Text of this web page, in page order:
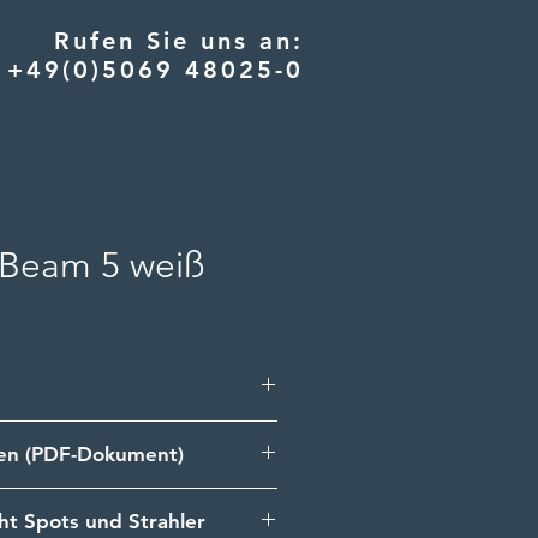
Rufen Sie uns an:
+49(0)5069 48025-0
5 weiß
mit Power-LEDs individuell
ab 50 Stück.
(PDF-Dokument)
Spots und Strahler